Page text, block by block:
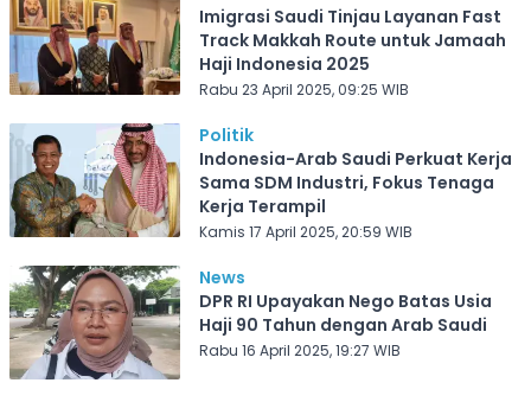
Imigrasi Saudi Tinjau Layanan Fast
Track Makkah Route untuk Jamaah
Haji Indonesia 2025
Rabu 23 April 2025, 09:25 WIB
Politik
Indonesia-Arab Saudi Perkuat Kerja
Sama SDM Industri, Fokus Tenaga
Kerja Terampil
Kamis 17 April 2025, 20:59 WIB
News
DPR RI Upayakan Nego Batas Usia
Haji 90 Tahun dengan Arab Saudi
Rabu 16 April 2025, 19:27 WIB